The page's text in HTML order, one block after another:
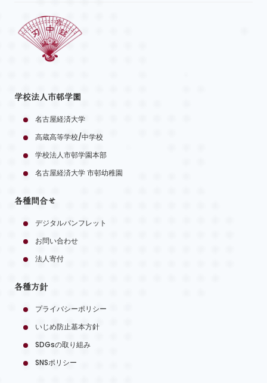
学校法人市邨学園
名古屋経済大学
高蔵高等学校/中学校
学校法人市邨学園本部
名古屋経済大学 市邨幼稚園
各種問合せ
デジタルパンフレット
お問い合わせ
法人寄付
各種方針
プライバシーポリシー
いじめ防止基本方針
SDGsの取り組み
SNSポリシー